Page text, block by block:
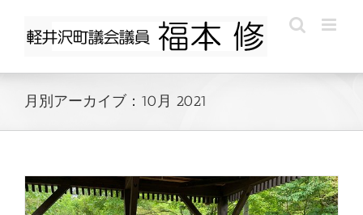
content
月別アーカイブ： 10月 2021